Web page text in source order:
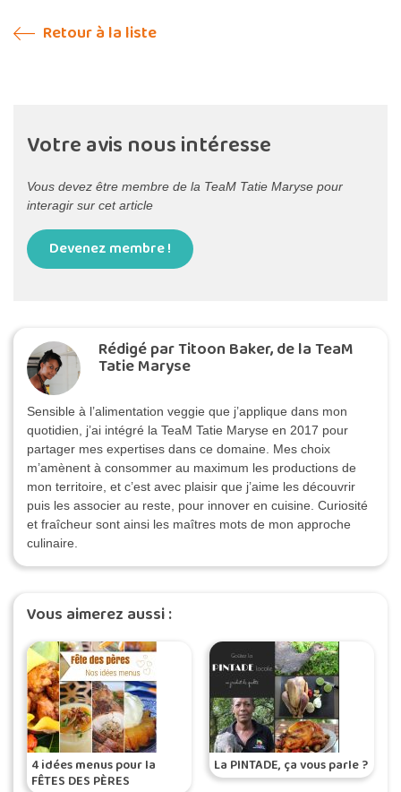
Retour à la liste
Votre avis nous intéresse
Vous devez être membre de la TeaM Tatie Maryse pour
interagir sur cet article
Devenez membre !
Rédigé par Titoon Baker, de la TeaM
Tatie Maryse
Sensible à l’alimentation veggie que j’applique dans mon
quotidien, j’ai intégré la TeaM Tatie Maryse en 2017 pour
partager mes expertises dans ce domaine. Mes choix
m’amènent à consommer au maximum les productions de
mon territoire, et c’est avec plaisir que j’aime les découvrir
puis les associer au reste, pour innover en cuisine. Curiosité
et fraîcheur sont ainsi les maîtres mots de mon approche
culinaire.
Vous aimerez aussi :
4 idées menus pour la
FÊTES DES PÈRES
La PINTADE, ça vous parle ?